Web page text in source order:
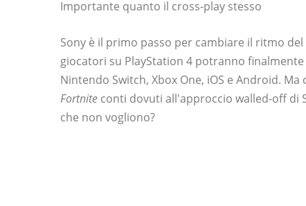
Importante quanto il cross-play stesso
Sony è il primo passo per cambiare il ritmo
giocatori su PlayStation 4 potranno
Nintendo Switch, Xbox One, iOS e Android.
Fortnite conti dovuti all'approccio walled-off di
che non vogliono?